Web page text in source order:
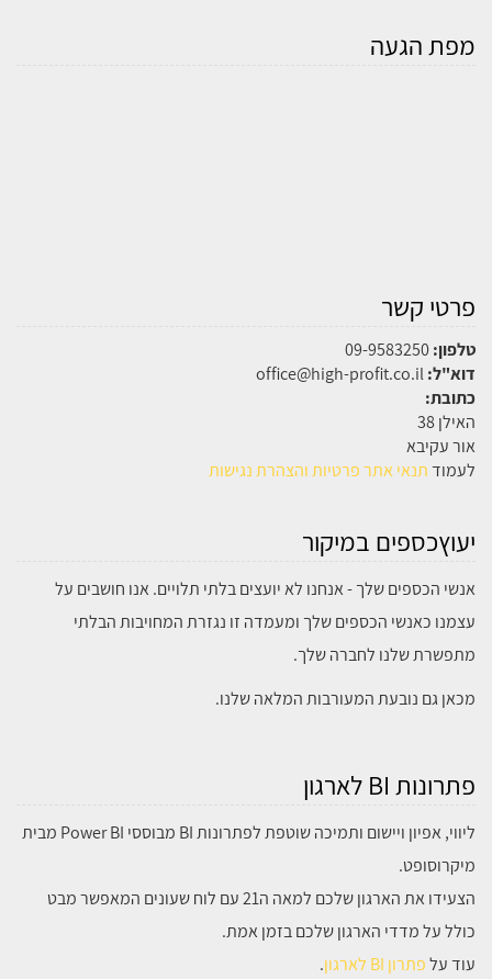
מפת הגעה
פרטי קשר
טלפון:09-9583250
דוא"ל:office@high-profit.co.il
כתובת:
האילן 38
אור עקיבא
לעמודתנאי אתר פרטיות והצהרת נגישות
יעוץכספים במיקור
אנשי הכספים שלך - אנחנו לא יועצים בלתי תלויים. אנו חושבים על
עצמנו כאנשי הכספים שלך ומעמדה זו נגזרת המחויבות הבלתי
מתפשרת שלנו לחברה שלך.
מכאן גם נובעת המעורבות המלאה שלנו.
פתרונות BI לארגון
ליווי, אפיון ויישום ותמיכה שוטפת לפתרונות BI מבוססי Power BI מבית
מיקרוסופט.
הצעידו את הארגון שלכם למאה ה21 עם לוח שעונים המאפשר מבט
כולל על מדדי הארגון שלכם בזמן אמת.
עוד עלפתרון BI לארגון .